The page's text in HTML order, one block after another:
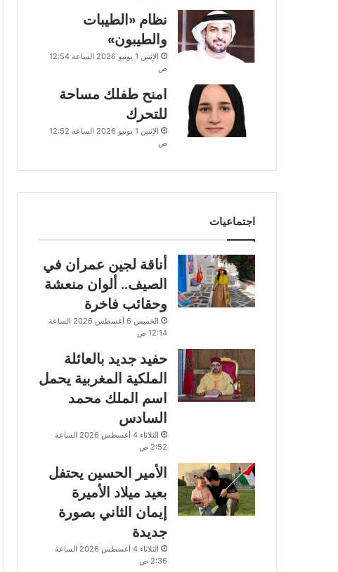
نظام «الطيبات
والطيبون»
الإثنين 1 يونيو 2026 الساعة 12:54
ص
امنح طفلك مساحة
للتحرك
الإثنين 1 يونيو 2026 الساعة 12:52
ص
اجتماعيات
أناقة لجين عمران في
الصيف.. ألوان منعشة
وحقائب فاخرة
الخميس 6 أغسطس 2026 الساعة
12:14 ص
حفيد جديد بالعائلة
الملكية المغربية يحمل
اسم الملك محمد
السادس
الثلاثاء 4 أغسطس 2026 الساعة
2:52 ص
الأمير الحسين يحتفل
بعيد ميلاد الأميرة
إيمان الثاني بصورة
جديدة
الثلاثاء 4 أغسطس 2026 الساعة
2:36 ص